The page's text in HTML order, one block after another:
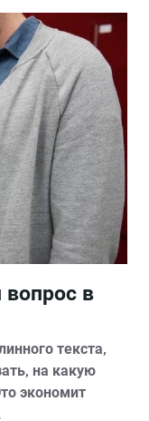
вопрос в
текста‚
на какую
экономит